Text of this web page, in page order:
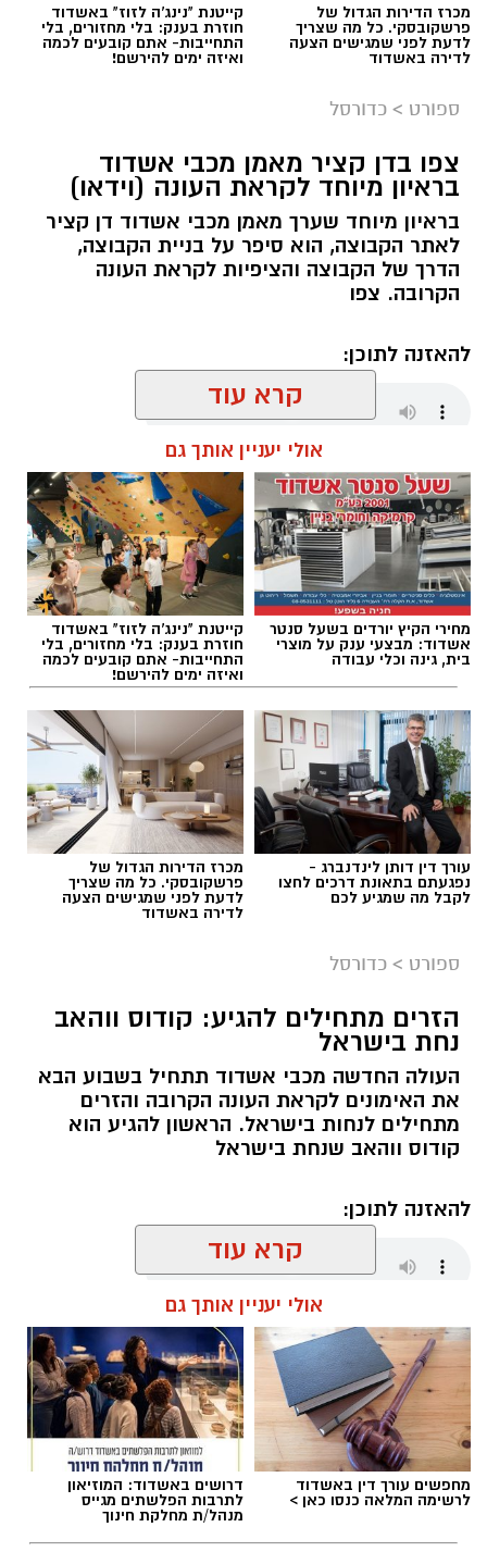
מכרז הדירות הגדול של
פרשקובסקי. כל מה שצריך
לדעת לפני שמגישים הצעה
לדירה באשדוד
קייטנת "נינג'ה לזוז" באשדוד
חוזרת בענק: בלי מחזורים, בלי
התחייבות- אתם קובעים לכמה
ואיזה ימים להירשם!
ספורט > כדורסל
צפו בדן קציר מאמן מכבי אשדוד
בראיון מיוחד לקראת העונה (וידאו)
בראיון מיוחד שערך מאמן מכבי אשדוד דן קציר
לאתר הקבוצה, הוא סיפר על בניית הקבוצה,
הדרך של הקבוצה והציפיות לקראת העונה
הקרובה. צפו
להאזנה לתוכן:
שחר כחלון / 18:01 07.08.26
תגים:מכבי אשדוד, דן קציר
קרא עוד
אולי יעניין אותך גם
מחירי הקיץ יורדים בשעל סנטר
אשדוד: מבצעי ענק על מוצרי
בית, גינה וכלי עבודה
קייטנת "נינג'ה לזוז" באשדוד
חוזרת בענק: בלי מחזורים, בלי
התחייבות- אתם קובעים לכמה
ואיזה ימים להירשם!
עורך דין דותן לינדנברג -
נפגעתם בתאונת דרכים לחצו
לקבל מה שמגיע לכם
מכרז הדירות הגדול של
פרשקובסקי. כל מה שצריך
לדעת לפני שמגישים הצעה
לדירה באשדוד
ספורט > כדורסל
הזרים מתחילים להגיע: קודוס ווהאב
נחת בישראל
העולה החדשה מכבי אשדוד תתחיל בשבוע הבא
את האימונים לקראת העונה הקרובה והזרים
מתחילים לנחות בישראל. הראשון להגיע הוא
קודוס ווהאב שנחת בישראל
להאזנה לתוכן:
שחר כחלון / 17:59 07.08.26
תגים:מכבי אשדוד, קודוס ווהאב
קרא עוד
אולי יעניין אותך גם
מחפשים עורך דין באשדוד
לרשימה המלאה כנסו כאן >
דרושים באשדוד: המוזיאון
לתרבות הפלשתים מגייס
מנהל/ת מחלקת חינוך